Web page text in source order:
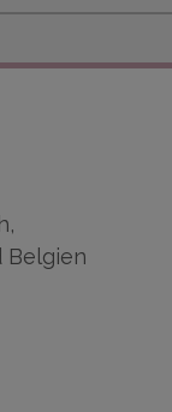
Belgien